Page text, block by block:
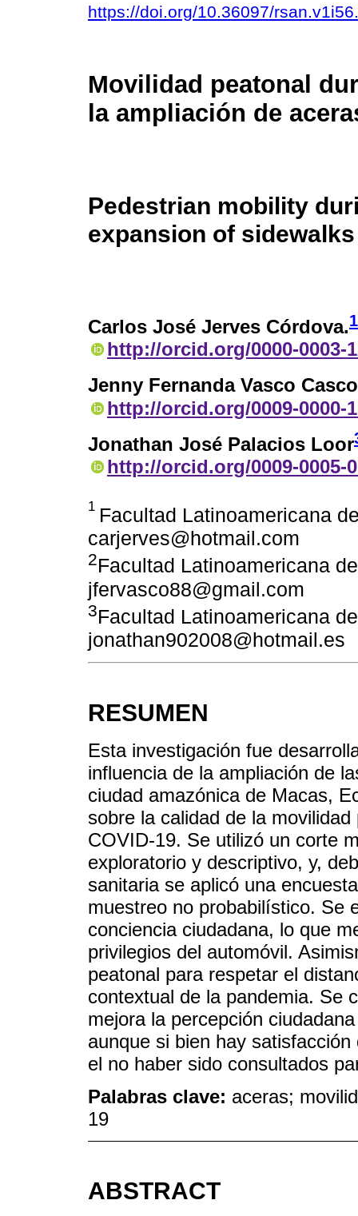
https://doi.org/10.36097/
Movilidad peatonal
la ampliación de
Pedestrian mobility
expansion of
Carlos José Jerves Córdova.1
http://orcid.org/0000-0003-
Jenny Fernanda Vasco Casco
http://orcid.org/0009-0000-
Jonathan José Palacios Loor
http://orcid.org/0009-0005-
1 Facultad Latinoamericana
carjerves@hotmail.com
2Facultad Latinoamericana
jfervasco88@gmail.com
3Facultad Latinoamericana
jonathan902008@hotmail.es
RESUMEN
Esta investigación fue
influencia de la ampliación de
ciudad amazónica de Macas,
sobre la calidad de la
COVID-19. Se utilizó un corte
exploratorio y descriptivo, y,
sanitaria se aplicó una
muestreo no probabilístico. Se
conciencia ciudadana, lo que
privilegios del automóvil.
peatonal para respetar el
contextual de la pandemia. Se
mejora la percepción
aunque si bien hay
el no haber sido consultados
Palabras clave: aceras;
19
ABSTRACT